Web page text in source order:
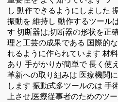
し 動作できるようにしました
振動を 維持し 動作するツール
す 切断器は,切断器の形状を正
理と工芸の成果である 国際的
れるように作られています 材
あり 手がかりが簡単で 長く使
革新への取り組みは 医療機関
します 振動式多ツールのは 手
上させ,医療従事者のためのツ